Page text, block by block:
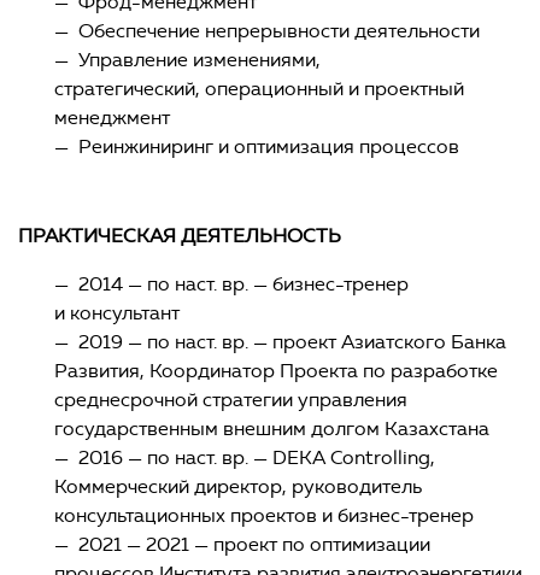
— Обеспечение непрерывности деятельности
— Управление изменениями,
стратегический, операционный и проектный
менеджмент
— Реинжиниринг и оптимизация процессов
ПРАКТИЧЕСКАЯ ДЕЯТЕЛЬНОСТЬ
— 2014 — по наст. вр. — бизнес-тренер
и консультант
— 2019 — по наст. вр. — проект Азиатского Банка
Развития, Координатор Проекта по разработке
среднесрочной стратегии управления
государственным внешним долгом Казахстана
— 2016 — по наст. вр. — DEKA Controlling,
Коммерческий директор, руководитель
консультационных проектов и бизнес-тренер
— 2021 — 2021 — проект по оптимизации